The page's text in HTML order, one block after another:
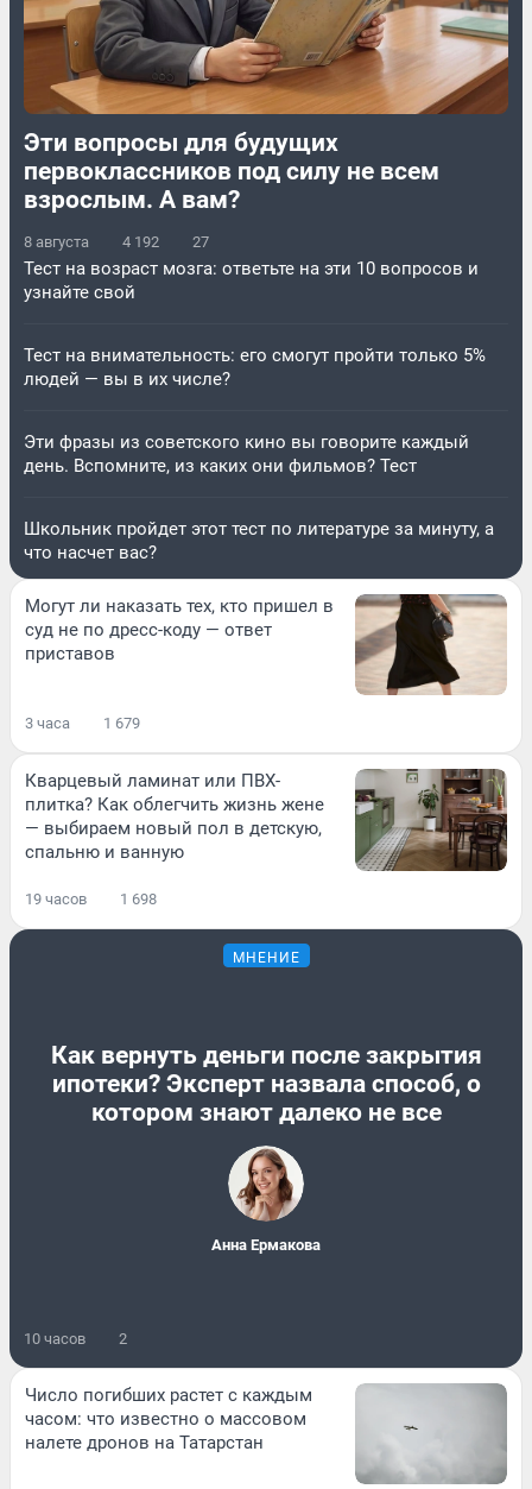
Эти вопросы для будущих
первоклассников под силу не всем
взрослым. А вам?
8 августа 4 192 27
Тест на возраст мозга: ответьте на эти 10 вопросов и
узнайте свой
Тест на внимательность: его смогут пройти только 5%
людей — вы в их числе?
Эти фразы из советского кино вы говорите каждый
день. Вспомните, из каких они фильмов? Тест
Школьник пройдет этот тест по литературе за минуту, а
что насчет вас?
Могут ли наказать тех, кто пришел в
суд не по дресс-коду — ответ
приставов
3 часа 1 679
Кварцевый ламинат или ПВХ-
плитка? Как облегчить жизнь жене
— выбираем новый пол в детскую,
спальню и ванную
19 часов 1 698
МНЕНИЕ
Как вернуть деньги после закрытия
ипотеки? Эксперт назвала способ, о
котором знают далеко не все
Анна Ермакова
10 часов 2
Число погибших растет с каждым
часом: что известно о массовом
налете дронов на Татарстан